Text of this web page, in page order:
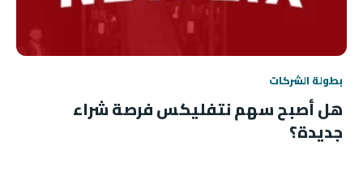
بطولة الشركات
هل أصبح سهم نتفليكس فرصة شراء
جديدة؟